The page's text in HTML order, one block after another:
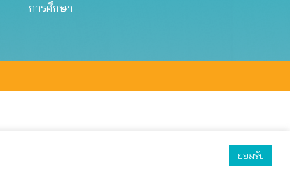
การศึกษา
ยอมรับ